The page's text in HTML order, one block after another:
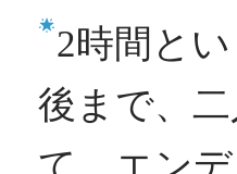
2時間と
後まで、